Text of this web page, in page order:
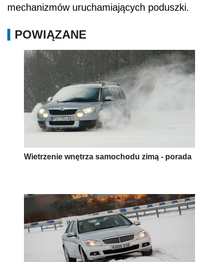
mechanizmów uruchamiających poduszki.
POWIĄZANE
Wietrzenie wnętrza samochodu zimą - porada